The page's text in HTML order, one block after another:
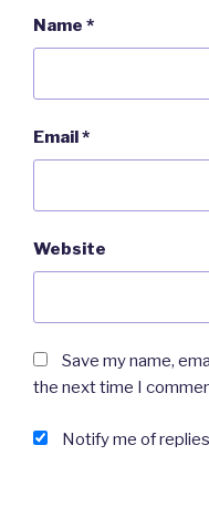
Fosen-saken –
https://snl.no/
Name *
Email*
Website
Save my name,
the next time I
Notify me of